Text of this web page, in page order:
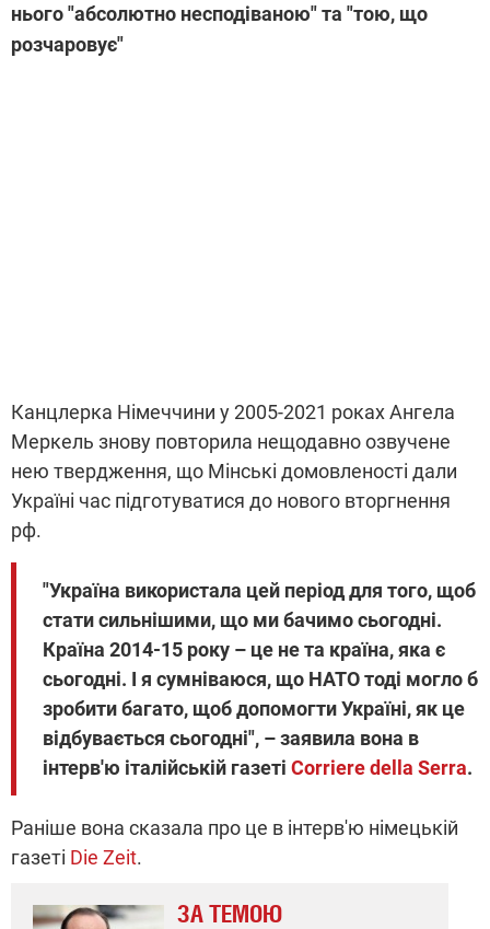
нього "абсолютно несподіваною" та "тою, що
розчаровує"
Канцлерка Німеччини у 2005-2021 роках Ангела
Меркель знову повторила нещодавно озвучене
нею твердження, що Мінські домовленості дали
Україні час підготуватися до нового вторгнення
рф.
"Україна використала цей період для того, щоб
стати сильнішими, що ми бачимо сьогодні.
Країна 2014-15 року – це не та країна, яка є
сьогодні. І я сумніваюся, що НАТО тоді могло б
зробити багато, щоб допомогти Україні, як це
відбувається сьогодні", – заявила вона в
інтерв'ю італійській газеті Corriere della Serra.
Раніше вона сказала про це в інтерв'ю німецькій
газеті Die Zeit.
ЗА ТЕМОЮ